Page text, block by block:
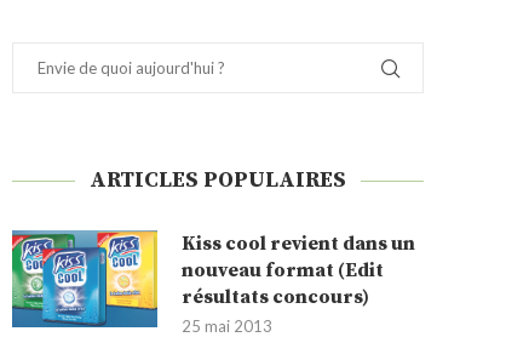
ARTICLES POPULAIRES
Kiss cool revient dans un
nouveau format (Edit
résultats concours)
25 mai 2013